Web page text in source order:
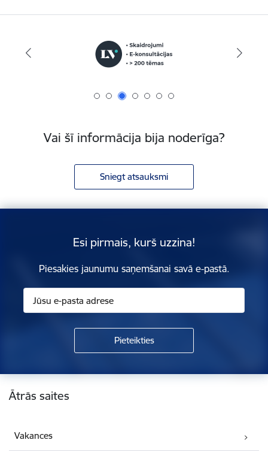
Vai šī informācija bija noderīga?
Sniegt atsauksmi
Esi pirmais, kurš uzzina!
Piesakies jaunumu saņemšanai savā e-pastā.
Kājene
Ātrās saites
Vakances